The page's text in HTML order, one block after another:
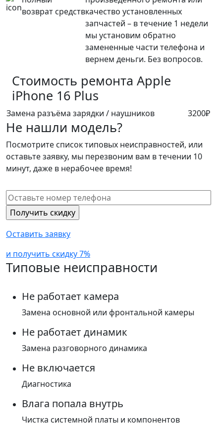
возврат средствкачество установленных
запчастей – в течение 1 недели
мы установим обратно
замененные части телефона и
вернем деньги. Без вопросов.
Стоимость ремонта Apple
iPhone 16 Plus
Замена разъёма зарядки / наушников 3200₽
Не нашли модель?
Посмотрите список типовых неисправностей, или
оставьте заявку, мы перезвоним вам в течении 10
минут, даже в нерабочее время!
Оставить заявку
и получить скидку 7%
Типовые неисправности
Не работает камера
Замена основной или фронтальной камеры
Не работает динамик
Замена разговорного динамика
Не включается
Диагностика
Влага попала внутрь
Чистка системной платы и компонентов